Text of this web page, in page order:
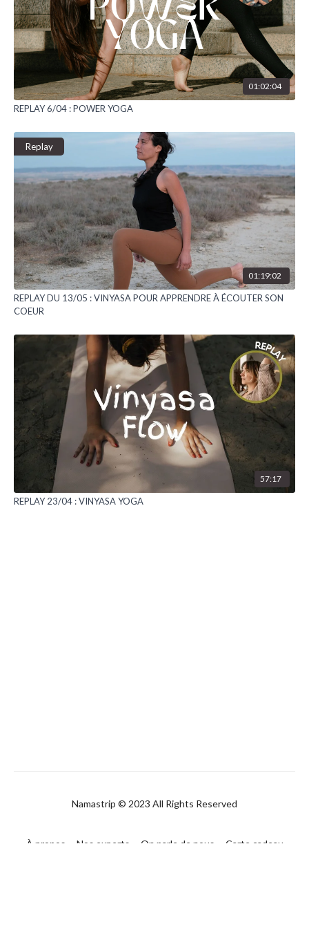
01:02:04
REPLAY 6/04 : POWER YOGA
Replay
01:19:02
REPLAY DU 13/05 : VINYASA POUR APPRENDRE À ÉCOUTER SON
COEUR
57:17
REPLAY 23/04 : VINYASA YOGA
Namastrip © 2023 All Rights Reserved
À propos Nos experts On parle de nous
Carte cadeau